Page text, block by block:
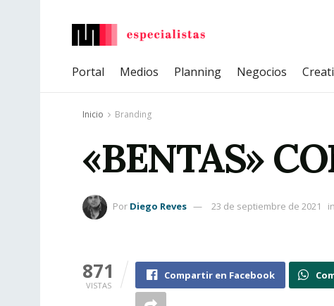
Portal Medios Planning Negocios
Inicio Branding
«BENTAS»
Por Diego Reves 23 de septiembre de 2021 in
871
VISTAS
Compartir en Facebook